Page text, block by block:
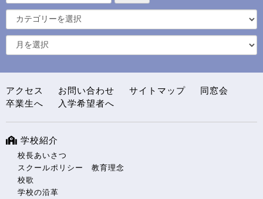
アクセス お問い合わせ サイトマップ
同窓会
卒業生へ
入学希望者へ
学校紹介
校長あいさつ
スクールポリシー 教育理念
校歌
学校の沿革